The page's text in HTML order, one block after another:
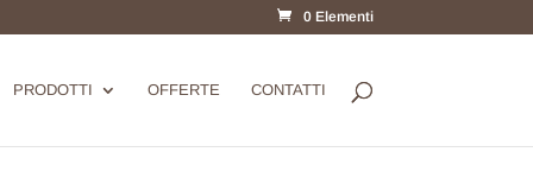
0 Elementi
PRODOTTI OFFERTE CONTATTI